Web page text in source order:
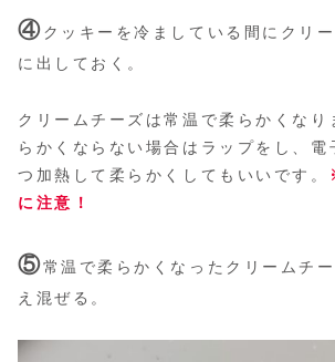
④クッキーを冷ましている間にクリ
に出しておく。
クリームチーズは常温で柔らかくなり
らかくならない場合はラップをし、電
つ加熱して柔らかくしてもいいです。
に注意！
⑤常温で柔らかくなったクリームチ
え混ぜる。